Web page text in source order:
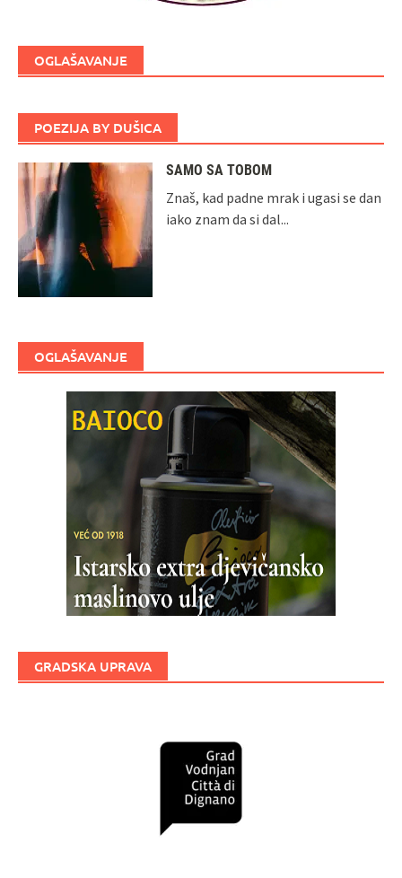
OGLAŠAVANJE
POEZIJA BY DUŠICA
SAMO SA TOBOM
Znaš, kad padne mrak i ugasi se dan
iako znam da si dal...
OGLAŠAVANJE
GRADSKA UPRAVA